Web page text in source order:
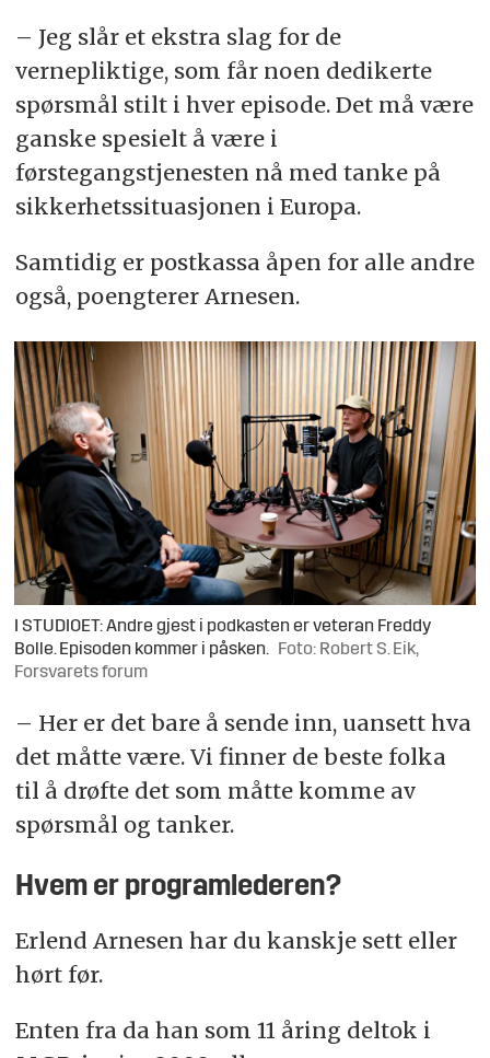
– Jeg slår et ekstra slag for de
vernepliktige, som får noen dedikerte
spørsmål stilt i hver episode. Det må være
ganske spesielt å være i
førstegangstjenesten nå med tanke på
sikkerhetssituasjonen i Europa.
Samtidig er postkassa åpen for alle andre
også, poengterer Arnesen.
I STUDIOET: Andre gjest i podkasten er veteran Freddy
Bolle. Episoden kommer i påsken.
Foto: Robert S. Eik,
Forsvarets forum
– Her er det bare å sende inn, uansett hva
det måtte være. Vi finner de beste folka
til å drøfte det som måtte komme av
spørsmål og tanker.
Hvem er programlederen?
Erlend Arnesen har du kanskje sett eller
hørt før.
Enten fra da han som 11 åring deltok i